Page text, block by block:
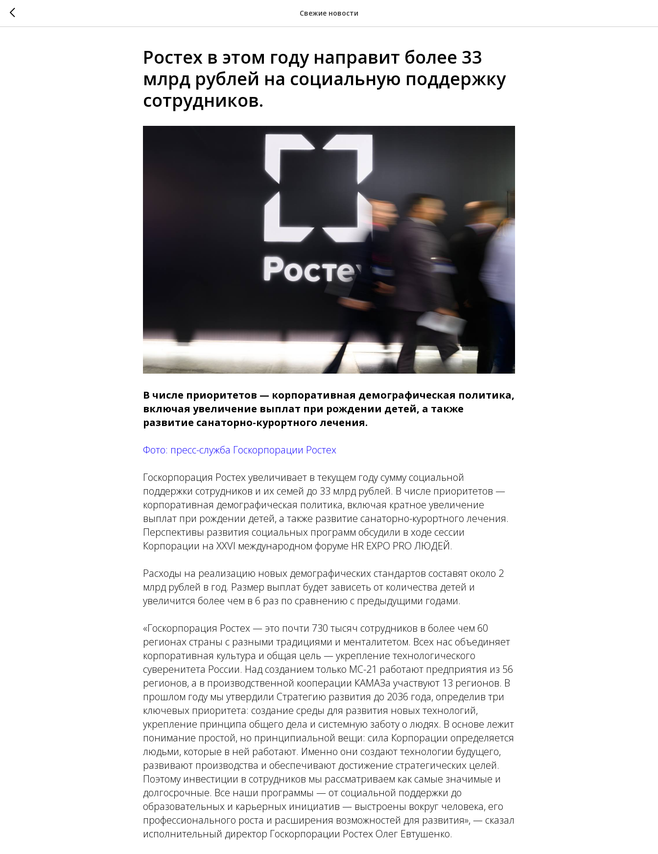
Свежие новости
Ростех в этом году направит более 33
млрд рублей на социальную поддержку
сотрудников.
В числе приоритетов — корпоративная демографическая политика,
включая увеличение выплат при рождении детей, а также
развитие санаторно-курортного лечения.
Фото: пресс-служба Госкорпорации Ростех
Госкорпорация Ростех увеличивает в текущем году сумму социальной
поддержки сотрудников и их семей до 33 млрд рублей. В числе приоритетов —
корпоративная демографическая политика, включая кратное увеличение
выплат при рождении детей, а также развитие санаторно-курортного лечения.
Перспективы развития социальных программ обсудили в ходе сессии
Корпорации на XXVI международном форуме HR EXPO PRO ЛЮДЕЙ.
Расходы на реализацию новых демографических стандартов составят около 2
млрд рублей в год. Размер выплат будет зависеть от количества детей и
увеличится более чем в 6 раз по сравнению с предыдущими годами.
«Госкорпорация Ростех — это почти 730 тысяч сотрудников в более чем 60
регионах страны с разными традициями и менталитетом. Всех нас объединяет
корпоративная культура и общая цель — укрепление технологического
суверенитета России. Над созданием только МС-21 работают предприятия из 56
регионов, а в производственной кооперации КАМАЗа участвуют 13 регионов. В
прошлом году мы утвердили Стратегию развития до 2036 года, определив три
ключевых приоритета: создание среды для развития новых технологий,
укрепление принципа общего дела и системную заботу о людях. В основе лежит
понимание простой, но принципиальной вещи: сила Корпорации определяется
людьми, которые в ней работают. Именно они создают технологии будущего,
развивают производства и обеспечивают достижение стратегических целей.
Поэтому инвестиции в сотрудников мы рассматриваем как самые значимые и
долгосрочные. Все наши программы — от социальной поддержки до
образовательных и карьерных инициатив — выстроены вокруг человека, его
профессионального роста и расширения возможностей для развития», — сказал
исполнительный директор Госкорпорации Ростех Олег Евтушенко.